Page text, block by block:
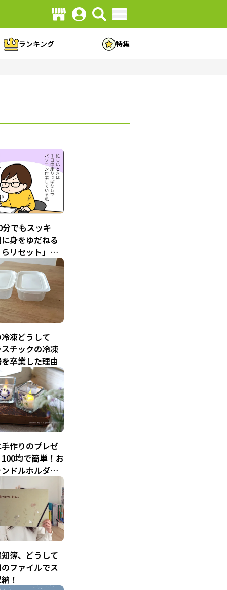
ランキング 特集
でもスッキ
身をゆだねる
リセット」で
【へとへとリ
ー連載 第2
凍どうして
チックの冷凍
卒業した理由
作りのプレゼ
均で簡単！お
ドルホルダー
簿、どうして
ファイルでス
！